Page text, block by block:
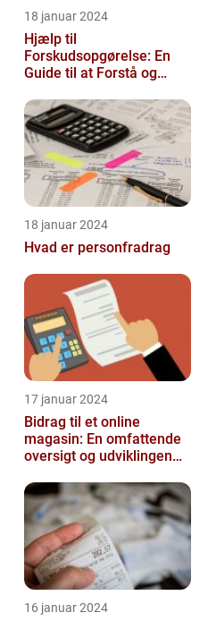
18 januar 2024
Hjælp til
Forskudsopgørelse: En
Guide til at Forstå og
18 januar 2024
Hvad er personfradrag
17 januar 2024
Bidrag til et online
magasin: En omfattende
oversigt og udviklingen
16 januar 2024